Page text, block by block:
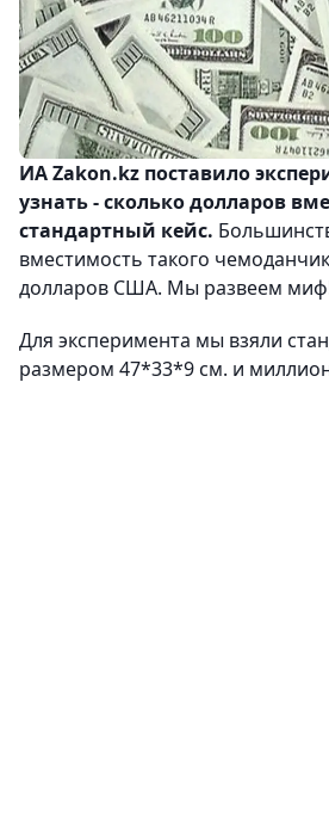
ИА Zakon.kz поставило
узнать - сколько долларов
стандартный кейс.
вместимость такого
долларов США. Мы развеем
Для эксперимента мы взяли
размером 47*33*9 см. и